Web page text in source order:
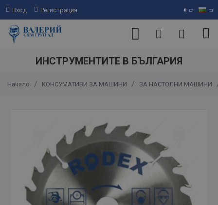
Вход Регистрация €
ИНСТРУМЕНТИТЕ В БЪЛГАРИЯ
Начало КОНСУМАТИВИ ЗА МАШИНИ ЗА НАСТОЛНИ МАШИНИ